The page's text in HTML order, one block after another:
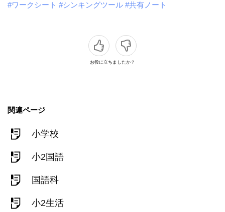
#ワークシート #シンキングツール #共有ノート
お役に立ちましたか？
関連ページ
小学校
小2国語
国語科
小2生活